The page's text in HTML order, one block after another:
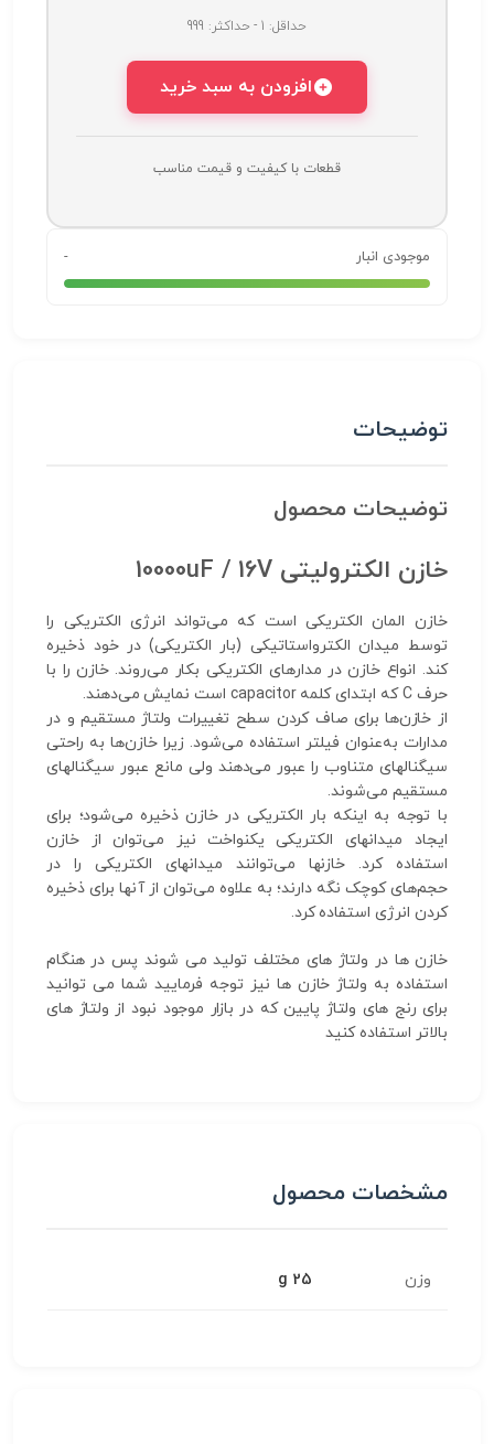
حداقل: 1 - حداکثر: 999
افزودن به سبد خرید
قطعات با کیفیت و قیمت مناسب
موجودی انبار -
توضیحات
توضیحات محصول
خازن الکترولیتی 10000uF / 16V
خازن المان الکتریکی است که می‌تواند انرژی الکتریکی را
توسط میدان الکترواستاتیکی (بار الکتریکی) در خود ذخیره
کند. انواع خازن در مدارهای الکتریکی بکار می‌روند. خازن را با
حرف C که ابتدای کلمه capacitor است نمایش می‌دهند.
از خازن‌ها برای صاف کردن سطح تغییرات ولتاژ مستقیم و در
مدارات به‌عنوان فیلتر استفاده می‌شود. زیرا خازن‌ها به راحتی
سیگنالهای متناوب را عبور می‌دهند ولی مانع عبور سیگنالهای
مستقیم می‌شوند.
با توجه به اینکه بار الکتریکی در خازن ذخیره می‌شود؛ برای
ایجاد میدانهای الکتریکی یکنواخت نیز می‌توان از خازن
استفاده کرد. خازنها می‌توانند میدانهای الکتریکی را در
حجم‌های کوچک نگه دارند؛ به علاوه می‌توان از آنها برای ذخیره
کردن انرژی استفاده کرد.
خازن ها در ولتاژ های مختلف تولید می شوند پس در هنگام
استفاده به ولتاژ خازن ها نیز توجه فرمایید شما می توانید
برای رنج های ولتاژ پایین که در بازار موجود نبود از ولتاژ های
بالاتر استفاده کنید
مشخصات محصول
وزن 25 g